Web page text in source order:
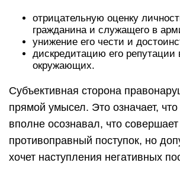
отрицательную оценку
гражданина и служащего в
унижение его чести и
дискредитацию его репутации
окружающих.
Субъективная сторона
прямой умысел. Это означает,
вполне осознавал, что совершает
противоправный поступок, но
хочет наступления негативных